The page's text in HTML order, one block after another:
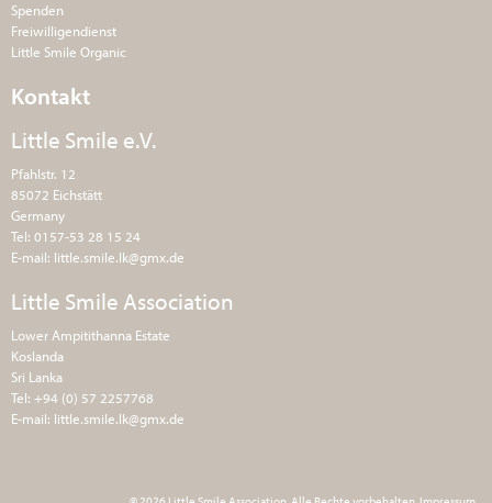
Spenden
Freiwilligendienst
Little Smile Organic
Kontakt
Little Smile e.V.
Pfahlstr. 12
85072 Eichstätt
Germany
Tel: 0157-53 28 15 24
E-mail: little.smile.lk@gmx.de
Little Smile Association
Lower Ampitithanna Estate
Koslanda
Sri Lanka
Tel: +94 (0) 57 2257768
E-mail: little.smile.lk@gmx.de